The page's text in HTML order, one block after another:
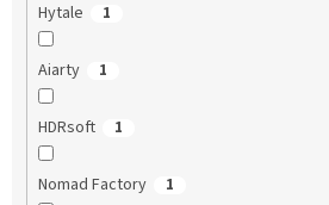
Hytale 1
Aiarty 1
HDRsoft 1
Nomad Factory 1